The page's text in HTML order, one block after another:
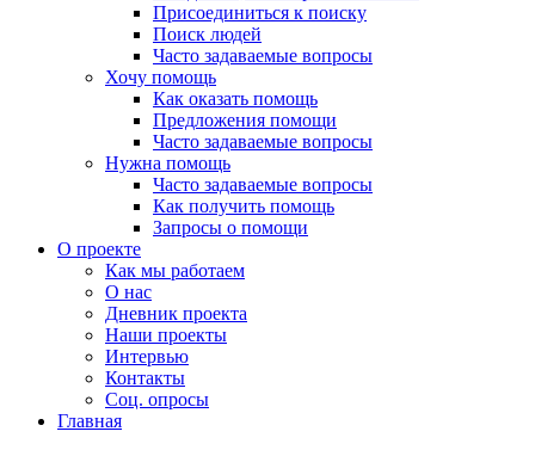
Присоединиться к поиску
Поиск людей
Часто задаваемые вопросы
Хочу помощь
Как оказать помощь
Предложения помощи
Часто задаваемые вопросы
Нужна помощь
Часто задаваемые вопросы
Как получить помощь
Запросы о помощи
О проекте
Как мы работаем
О нас
Дневник проекта
Наши проекты
Интервью
Контакты
Соц. опросы
Главная